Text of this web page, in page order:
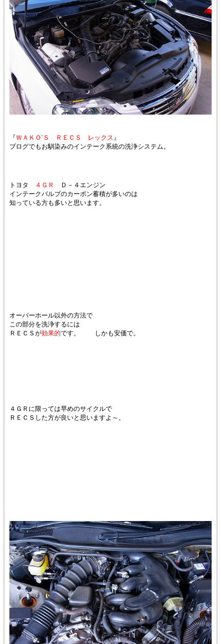
『ＷＡＫＯ’Ｓ ＲＥＣＳ レックス 』
ブログでもお馴染みのインテーク系統の洗浄システム。
トヨタ ４ＧＲ
Ｄ－４エンジン
インテークバルブのカーボン蓄積が多いのは
知っている方も多いと思います。
オーバーホール以外の方法で
この部分を洗浄するには
ＲＥＣＳが効果的です。 しかも安価で。
４ＧＲに限っては早めのサイクルで
ＲＥＣＳした方が良いと思いますよ～。